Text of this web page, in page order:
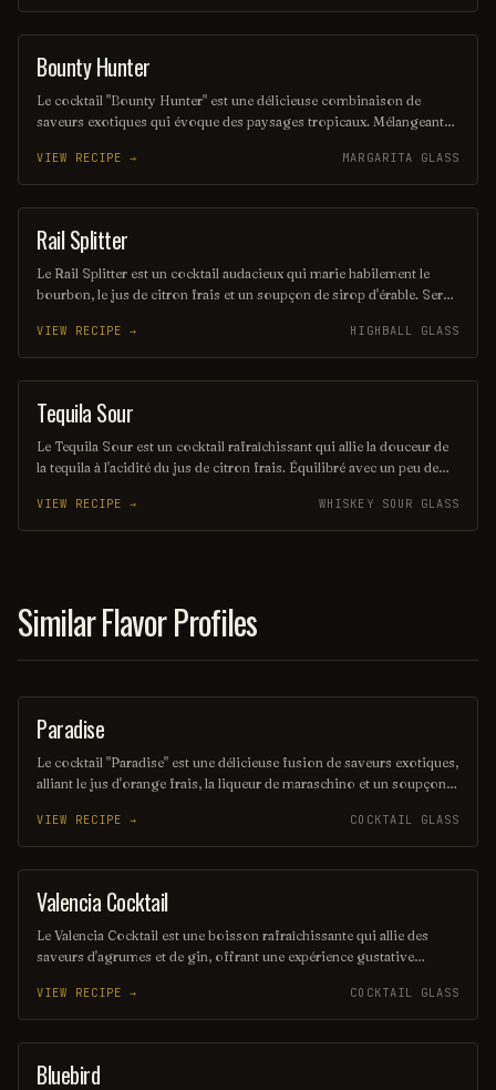
entre amis. Sa simplicité et son côté ludique en font un choix
populaire pour ceux qui cherchent à s'amuser.
COCKTAIL
Bounty Hunter
Le cocktail "Bounty Hunter" est une délicieuse combinaison de
saveurs exotiques qui évoque des paysages tropicaux. Mélangeant
expérience rafraîchissante et envoûtante, parfaite pour les amateurs
de cocktails d'été. Sa présentation colorée et son goût unique en
font un véritable trésor à découvrir.
VIEW RECIPE → MARGARITA GLASS
COCKTAIL
Rail Splitter
Le Rail Splitter est un cocktail audacieux qui marie habilement le
bourbon, le jus de citron frais et un soupçon de sirop d'érable. Servi
évoquant les saveurs rustiques du terroir américain. Parfait pour les
amateurs de cocktails classiques revisités, il saura séduire vos
papilles.
VIEW RECIPE → HIGHBALL GLASS
ORDINARY DRINK
Tequila Sour
Le Tequila Sour est un cocktail rafraîchissant qui allie la douceur de
la tequila à l'acidité du jus de citron frais. Équilibré avec un peu de
veloutée, il offre une expérience gustative à la fois vive et onctueuse.
Parfait pour les amateurs de cocktails qui recherchent une touche
VIEW RECIPE → WHISKEY SOUR GLASS
Similar Flavor Profiles
ORDINARY DRINK
Paradise
Le cocktail "Paradise" est une délicieuse fusion de saveurs exotiques,
alliant le jus d'orange frais, la liqueur de maraschino et un soupçon
vacances ensoleillées et des moments de détente. Ce mélange
rafraîchissant est parfait pour égayer vos soirées estivales.
VIEW RECIPE → COCKTAIL GLASS
ORDINARY DRINK
Valencia Cocktail
Le Valencia Cocktail est une boisson rafraîchissante qui allie des
saveurs d'agrumes et de gin, offrant une expérience gustative
une touche de grenadine, ce cocktail évoque les chaudes soirées
d'été en Espagne. À déguster bien frais pour un moment de pur
plaisir.
VIEW RECIPE → COCKTAIL GLASS
ORDINARY DRINK
Bluebird